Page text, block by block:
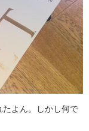
たよん。しかし何で